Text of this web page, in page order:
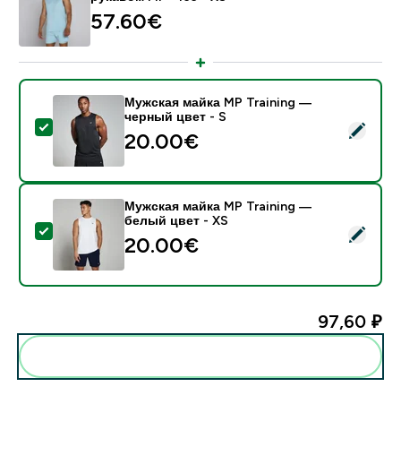
57.60€‎
- Мужская майка MP Training — черный цвет - S
Мужская майка MP Training —
черный цвет - S
20.00€‎
- Мужская майка MP Training — белый цвет - XS
Мужская майка MP Training —
белый цвет - XS
20.00€‎
97,60 ₽‎